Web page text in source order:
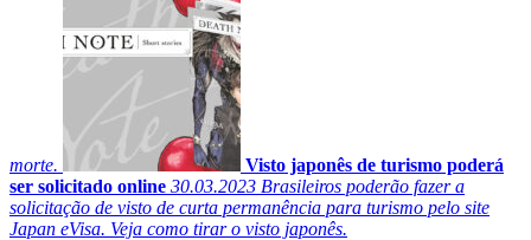
morte.
Visto japonês de turismo poderá
ser solicitado online 30.03.2023 Brasileiros poderão fazer a
solicitação de visto de curta permanência para turismo pelo site
Japan eVisa. Veja como tirar o visto japonês.